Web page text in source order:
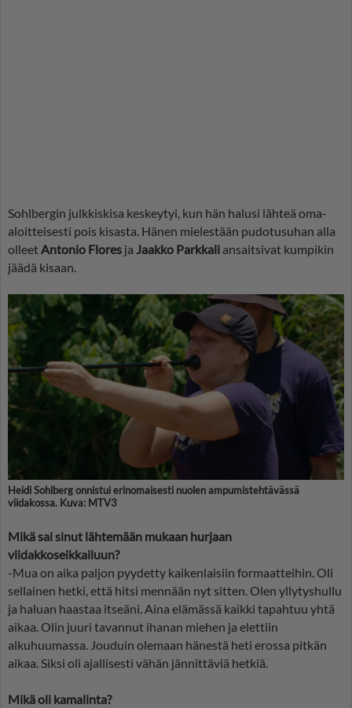
Sohlbergin julkkiskisa keskeytyi, kun hän halusi lähteä oma-
aloitteisesti pois kisasta. Hänen mielestään pudotusuhan alla
olleetAntonio Flores ja Jaakko Parkkali ansaitsivat kumpikin
jäädä kisaan.
Heidi Sohlberg onnistui erinomaisesti nuolen ampumistehtävässä
viidakossa. Kuva: MTV3
Mikä sai sinut lähtemään mukaan hurjaan
viidakkoseikkailuun?
-Mua on aika paljon pyydetty kaikenlaisiin formaatteihin. Oli
sellainen hetki, että hitsi mennään nyt sitten. Olen yllytyshullu
ja haluan haastaa itseäni. Aina elämässä kaikki tapahtuu yhtä
aikaa. Olin juuri tavannut ihanan miehen ja elettiin
alkuhuumassa. Jouduin olemaan hänestä heti erossa pitkän
aikaa. Siksi oli ajallisesti vähän jännittäviä hetkiä.
Mikä oli kamalinta?